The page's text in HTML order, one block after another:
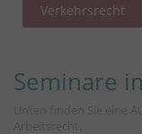
Verkehrsrecht
Seminare